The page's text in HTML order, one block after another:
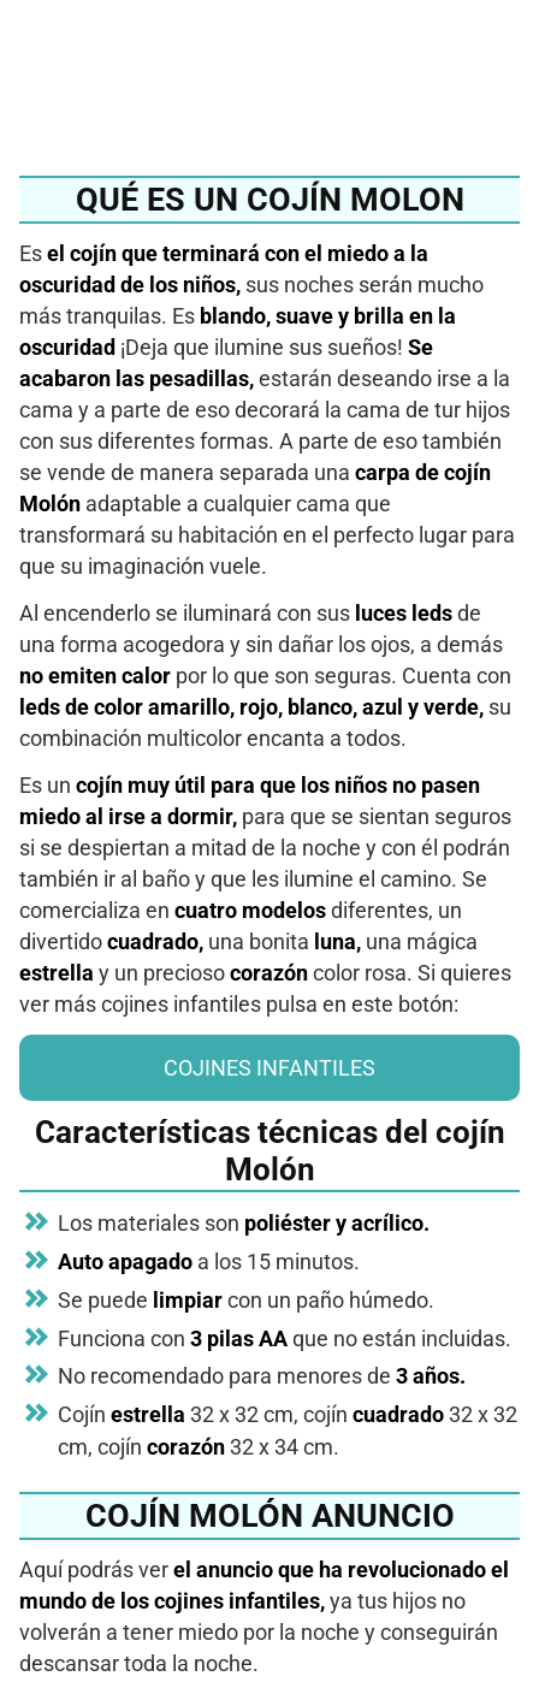
QUÉ ES UN COJÍN MOLON
Es el cojín que terminará con el miedo a la
oscuridad de los niños, sus noches serán mucho
más tranquilas. Es blando, suave y brilla en la
oscuridad ¡Deja que ilumine sus sueños! Se
acabaron las pesadillas, estarán deseando irse a la
cama y a parte de eso decorará la cama de tur hijos
con sus diferentes formas. A parte de eso también
se vende de manera separada una carpa de cojín
Molón adaptable a cualquier cama que
transformará su habitación en el perfecto lugar para
que su imaginación vuele.
Al encenderlo se iluminará con sus luces leds de
una forma acogedora y sin dañar los ojos, a demás
no emiten calor por lo que son seguras. Cuenta con
leds de color amarillo, rojo, blanco, azul y verde, su
combinación multicolor encanta a todos.
Es un cojín muy útil para que los niños no pasen
miedo al irse a dormir, para que se sientan seguros
si se despiertan a mitad de la noche y con él podrán
también ir al baño y que les ilumine el camino. Se
comercializa en cuatro modelos diferentes, un
divertido cuadrado, una bonita luna, una mágica
estrella y un precioso corazón color rosa. Si quieres
ver más cojines infantiles pulsa en este botón:
COJINES INFANTILES
Características técnicas del cojín
Molón
Los materiales son poliéster y acrílico.
Auto apagado a los 15 minutos.
Se puede limpiarcon un paño húmedo.
Funciona con 3 pilas AAque no están incluidas.
No recomendado para menores de 3 años.
Cojín estrella 32 x 32 cm, cojín cuadrado32 x 32
cm, cojín corazón32 x 34 cm.
COJÍN MOLÓN ANUNCIO
Aquí podrás ver el anuncio que ha revolucionado el
mundo de los cojines infantiles, ya tus hijos no
volverán a tener miedo por la noche y conseguirán
descansar toda la noche.